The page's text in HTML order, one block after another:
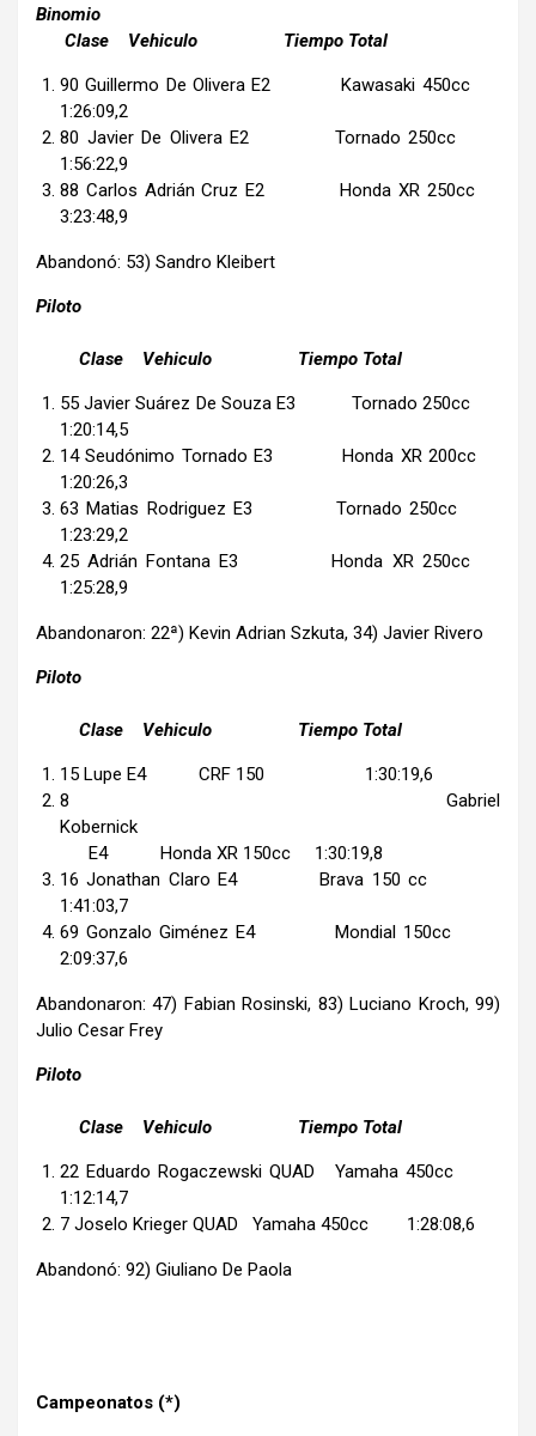
Binomio
Clase Vehiculo Tiempo Total
90 Guillermo De Olivera E2 Kawasaki 450cc
1:26:09,2
80 Javier De Olivera E2 Tornado 250cc
1:56:22,9
88 Carlos Adrián Cruz E2 Honda XR 250cc
3:23:48,9
Abandonó: 53) Sandro Kleibert
Piloto
Clase Vehiculo Tiempo Total
55 Javier Suárez De Souza E3 Tornado 250cc
1:20:14,5
14 Seudónimo Tornado E3 Honda XR 200cc
1:20:26,3
63 Matias Rodriguez E3 Tornado 250cc
1:23:29,2
25 Adrián Fontana E3 Honda XR 250cc
1:25:28,9
Abandonaron: 22ª) Kevin Adrian Szkuta, 34) Javier Rivero
Piloto
Clase Vehiculo Tiempo Total
15 Lupe E4 CRF 150 1:30:19,6
8 Gabriel
Kobernick
E4 Honda XR 150cc 1:30:19,8
16 Jonathan Claro E4 Brava 150 cc
1:41:03,7
69 Gonzalo Giménez E4 Mondial 150cc
2:09:37,6
Abandonaron: 47) Fabian Rosinski, 83) Luciano Kroch, 99)
Julio Cesar Frey
Piloto
Clase Vehiculo Tiempo Total
22 Eduardo Rogaczewski QUAD Yamaha 450cc
1:12:14,7
7 Joselo Krieger QUAD Yamaha 450cc 1:28:08,6
Abandonó: 92) Giuliano De Paola
Campeonatos (*)